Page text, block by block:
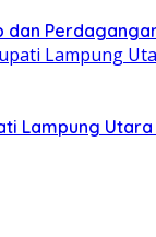
dan
Lampung